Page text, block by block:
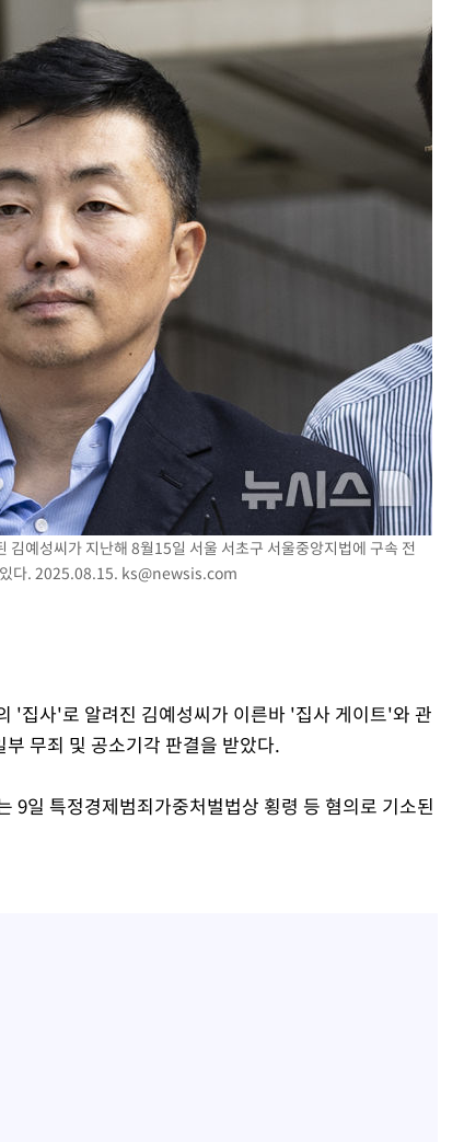
수색
등 9곳
은 중
두차
발
예성씨가 지난해 8월15일 서울 서초구 서울중앙지법에 구속 전
다. 2025.08.15. ks@newsis.com
'집사'로 알려진 김예성씨가 이른바 '집사 게이트'와 관
무죄 및 공소기각 판결을 받았다.
9일 특정경제범죄가중처벌법상 횡령 등 혐의로 기소된